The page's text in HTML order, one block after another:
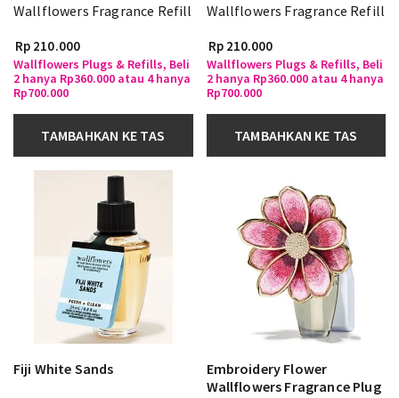
Wallflowers Fragrance Refill
Rp 210.000
Wallflowers Plugs & Refills, Beli
2 hanya Rp360.000 atau 4 hanya
Rp700.000
TAMBAHKAN KE TAS
Wallflowers Fragrance Refill
Rp 210.000
Wallflowers Plugs & Refills, Beli
2 hanya Rp360.000 atau 4 hanya
Rp700.000
TAMBAHKAN KE TAS
Fiji White Sands
Embroidery Flower
Wallflowers Fragrance Plug